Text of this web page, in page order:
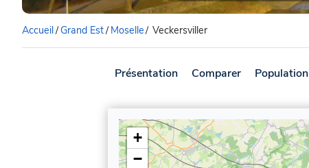
Accueil/Grand Est/ Moselle/ Veckersviller
Présentation Comparer Population
+
−